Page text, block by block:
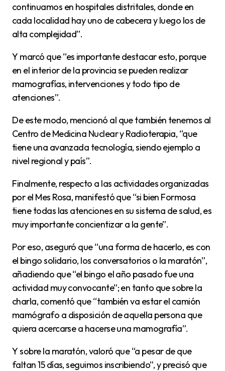
continuamos en hospitales distritales, donde en
cada localidad hay uno de cabecera y luego los de
alta complejidad”.
Y marcó que “es importante destacar esto, porque
en el interior de la provincia se pueden realizar
mamografías, intervenciones y todo tipo de
atenciones”.
De este modo, mencionó al que también tenemos al
Centro de Medicina Nuclear y Radioterapia, “que
tiene una avanzada tecnología, siendo ejemplo a
nivel regional y país”.
Finalmente, respecto a las actividades organizadas
por el Mes Rosa, manifestó que “si bien Formosa
tiene todas las atenciones en su sistema de salud, es
muy importante concientizar a la gente”.
Por eso, aseguró que “una forma de hacerlo, es con
el bingo solidario, los conversatorios o la maratón”,
añadiendo que “el bingo el año pasado fue una
actividad muy convocante”; en tanto que sobre la
charla, comentó que “también va estar el camión
mamógrafo a disposición de aquella persona que
quiera acercarse a hacerse una mamografía”.
Y sobre la maratón, valoró que “a pesar de que
faltan 15 días, seguimos inscribiendo”, y precisó que